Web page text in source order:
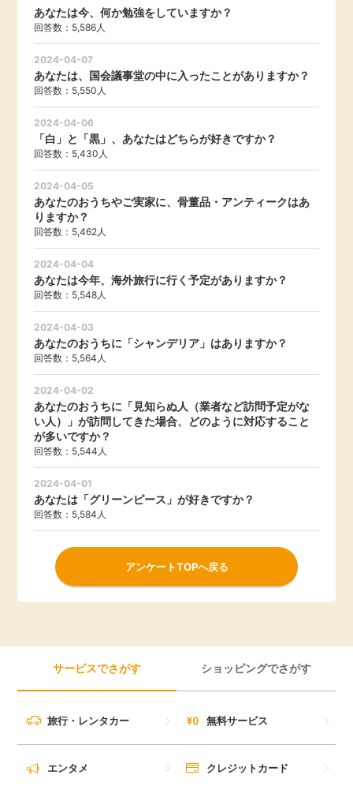
あなたは今、何か勉強をしていますか？
回答数：5,586人
2024-04-07
あなたは、国会議事堂の中に入ったことがありますか？
回答数：5,550人
2024-04-06
「白」と「黒」、あなたはどちらが好きですか？
回答数：5,430人
2024-04-05
あなたのおうちやご実家に、骨董品・アンティークはあ
りますか？
回答数：5,462人
2024-04-04
あなたは今年、海外旅行に行く予定がありますか？
回答数：5,548人
2024-04-03
あなたのおうちに「シャンデリア」はありますか？
回答数：5,564人
2024-04-02
あなたのおうちに「見知らぬ人（業者など訪問予定がな
い人）」が訪問してきた場合、どのように対応すること
が多いですか？
回答数：5,544人
2024-04-01
あなたは「グリーンピース」が好きですか？
回答数：5,584人
アンケートTOPへ戻る
サービスでさがす ショッピングでさがす
旅行・レンタカー 無料サービス
エンタメ クレジットカード